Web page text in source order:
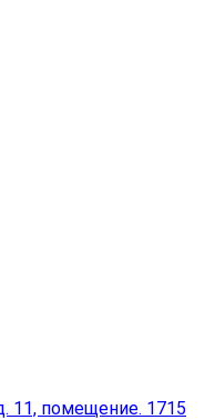
11, помещение. 1715